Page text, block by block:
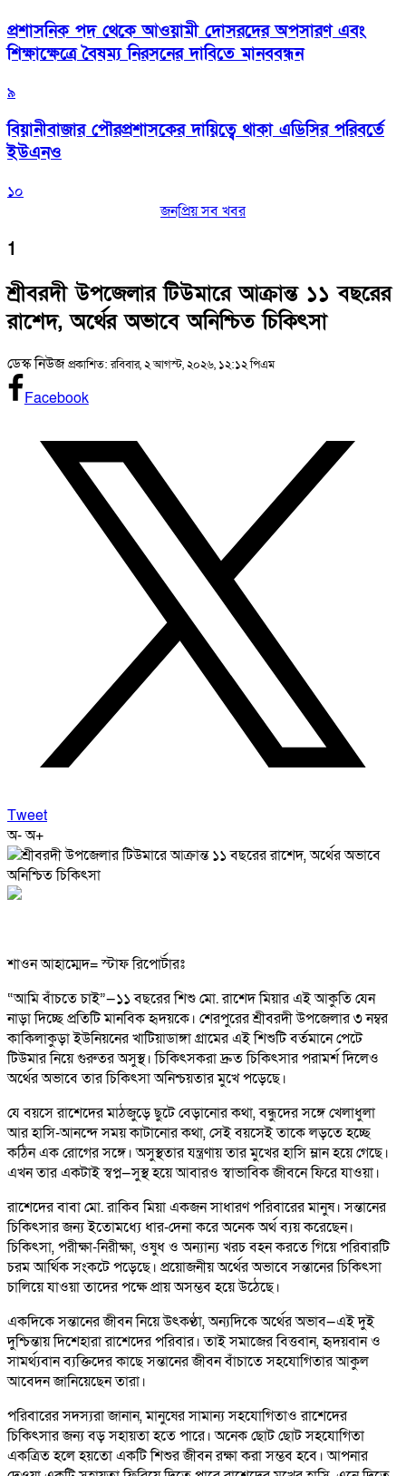
প্রশাসনিক পদ থেকে আওয়ামী দোসরদের অপসারণ এবং
শিক্ষাক্ষেত্রে বৈষম্য নিরসনের দাবিতে মানববন্ধন
৯
বিয়ানীবাজার পৌরপ্রশাসকের দায়িত্বে থাকা এডিসির পরিবর্তে
ইউএনও
১০
জনপ্রিয় সব খবর
1
শ্রীবরদী উপজেলার টিউমারে আক্রান্ত ১১ বছরের
রাশেদ, অর্থের অভাবে অনিশ্চিত চিকিৎসা
ডেস্ক নিউজপ্রকাশিত: রবিবার, ২ আগস্ট, ২০২৬, ১২:১২ পিএম
Facebook
Tweet
অ-অ+
শাওন আহাম্মেদ= স্টাফ রিপোর্টারঃ
“আমি বাঁচতে চাই”—১১ বছরের শিশু মো. রাশেদ মিয়ার এই আকুতি যেন
নাড়া দিচ্ছে প্রতিটি মানবিক হৃদয়কে। শেরপুরের শ্রীবরদী উপজেলার ৩ নম্বর
কাকিলাকুড়া ইউনিয়নের খাটিয়াডাঙ্গা গ্রামের এই শিশুটি বর্তমানে পেটে
টিউমার নিয়ে গুরুতর অসুস্থ। চিকিৎসকরা দ্রুত চিকিৎসার পরামর্শ দিলেও
অর্থের অভাবে তার চিকিৎসা অনিশ্চয়তার মুখে পড়েছে।
যে বয়সে রাশেদের মাঠজুড়ে ছুটে বেড়ানোর কথা, বন্ধুদের সঙ্গে খেলাধুলা
আর হাসি-আনন্দে সময় কাটানোর কথা, সেই বয়সেই তাকে লড়তে হচ্ছে
কঠিন এক রোগের সঙ্গে। অসুস্থতার যন্ত্রণায় তার মুখের হাসি ম্লান হয়ে গেছে।
এখন তার একটাই স্বপ্ন—সুস্থ হয়ে আবারও স্বাভাবিক জীবনে ফিরে যাওয়া।
রাশেদের বাবা মো. রাকিব মিয়া একজন সাধারণ পরিবারের মানুষ। সন্তানের
চিকিৎসার জন্য ইতোমধ্যে ধার-দেনা করে অনেক অর্থ ব্যয় করেছেন।
চিকিৎসা, পরীক্ষা-নিরীক্ষা, ওষুধ ও অন্যান্য খরচ বহন করতে গিয়ে পরিবারটি
চরম আর্থিক সংকটে পড়েছে। প্রয়োজনীয় অর্থের অভাবে সন্তানের চিকিৎসা
চালিয়ে যাওয়া তাদের পক্ষে প্রায় অসম্ভব হয়ে উঠেছে।
একদিকে সন্তানের জীবন নিয়ে উৎকণ্ঠা, অন্যদিকে অর্থের অভাব—এই দুই
দুশ্চিন্তায় দিশেহারা রাশেদের পরিবার। তাই সমাজের বিত্তবান, হৃদয়বান ও
সামর্থ্যবান ব্যক্তিদের কাছে সন্তানের জীবন বাঁচাতে সহযোগিতার আকুল
আবেদন জানিয়েছেন তারা।
পরিবারের সদস্যরা জানান, মানুষের সামান্য সহযোগিতাও রাশেদের
চিকিৎসার জন্য বড় সহায়তা হতে পারে। অনেক ছোট ছোট সহযোগিতা
একত্রিত হলে হয়তো একটি শিশুর জীবন রক্ষা করা সম্ভব হবে। আপনার